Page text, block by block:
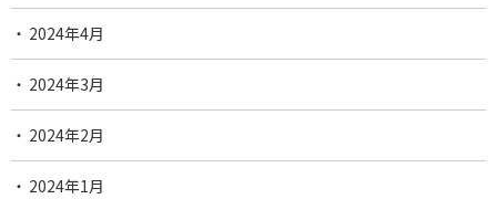
2024年4月
2024年3月
2024年2月
2024年1月